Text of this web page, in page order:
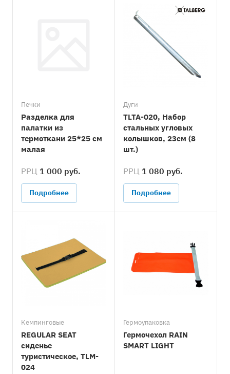
Печки
Разделка для
палатки из
термоткани 25*25 см
малая
РРЦ 1 000 руб.
Подробнее
Дуги
TLTA-020, Набор
стальных угловых
колышков, 23см (8
шт.)
РРЦ 1 080 руб.
Подробнее
Кемпинговые
REGULAR SEAT
сиденье
туристическое, TLM-
024
Гермоупаковка
Гермочехол RAIN
SMART LIGHT